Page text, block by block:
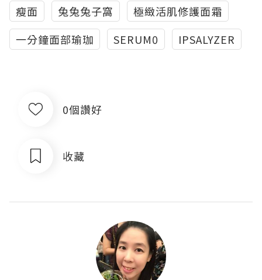
瘦面
兔兔兔子窩
極緻活肌修護面霜
一分鐘面部瑜珈
SERUM0 IPSALYZER
0個讚好
收藏